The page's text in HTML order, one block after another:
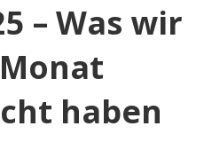
– Was wir
haben